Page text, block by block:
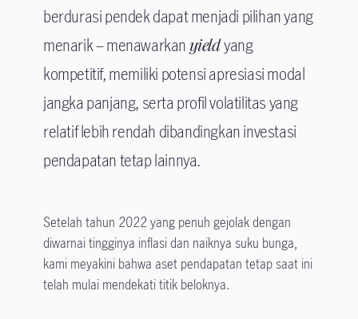
berdurasi pendek dapat menjadi pilihan yang
menarik – menawarkan yieldyang
kompetitif, memiliki potensi apresiasi modal
jangka panjang, serta profil volatilitas yang
relatif lebih rendah dibandingkan investasi
pendapatan tetap lainnya.
Setelah tahun 2022 yang penuh gejolak dengan
diwarnai tingginya inflasi dan naiknya suku bunga,
kami meyakini bahwa aset pendapatan tetap saat ini
telah mulai mendekati titik beloknya.